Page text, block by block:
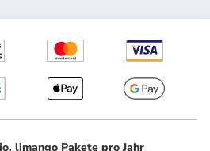
limango Pakete pro Jahr